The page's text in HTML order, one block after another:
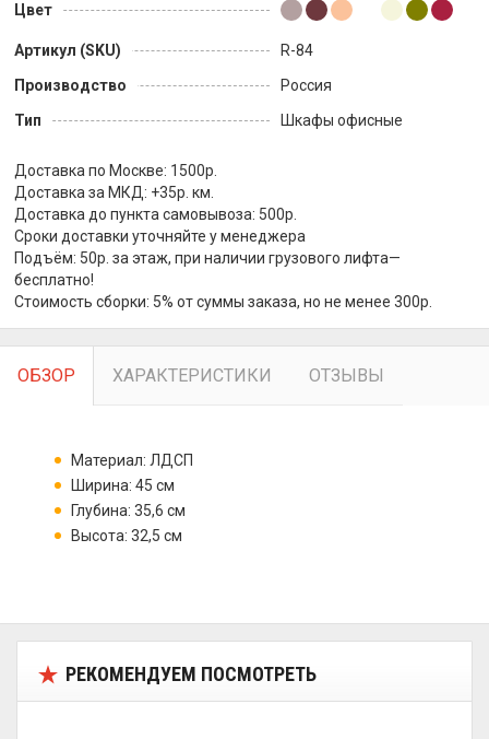
Цвет
Артикул (SKU)
R-84
Производство
Россия
Тип
Шкафы офисные
Доставка по Москве: 1500р.
Доставка за МКД: +35р. км.
Доставка до пункта самовывоза: 500р.
Сроки доставки уточняйте у менеджера
Подъём: 50р. за этаж, при наличии грузового лифта—
бесплатно!
Стоимость сборки: 5% от суммы заказа, но не менее 300р.
ОБЗОР ХАРАКТЕРИСТИКИ ОТЗЫВЫ
Материал: ЛДСП
Ширина: 45 см
Глубина: 35,6 см
Высота: 32,5 см
РЕКОМЕНДУЕМ ПОСМОТРЕТЬ